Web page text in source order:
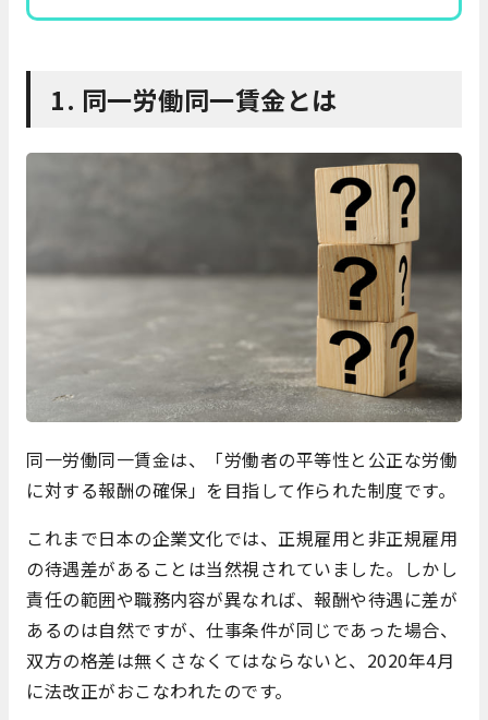
1. 同一労働同一賃金とは
同一労働同一賃金は、「労働者の平等性と公正な労働
に対する報酬の確保」を目指して作られた制度です。
これまで日本の企業文化では、正規雇用と非正規雇用
の待遇差があることは当然視されていました。しかし
責任の範囲や職務内容が異なれば、報酬や待遇に差が
あるのは自然ですが、仕事条件が同じであった場合、
双方の格差は無くさなくてはならないと、2020年4月
に法改正がおこなわれたのです。